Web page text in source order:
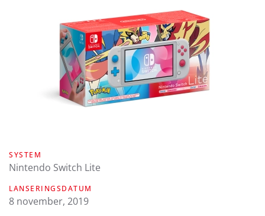
SYSTEM
Nintendo Switch Lite
LANSERINGSDATUM
8 november, 2019